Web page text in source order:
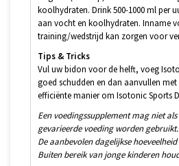
koolhydraten. Drink 500-1000 ml per
aan vocht en koolhydraten. Inname
training/wedstrijd kan zorgen voor
Tips & Tricks
Vul uw bidon voor de helft, voeg
goed schudden en dan aanvullen met
efficiënte manier om Isotonic Sports
Een voedingssupplement mag niet
gevarieerde voeding worden gebruikt.
De aanbevolen dagelijkse
Buiten bereik van jonge kinderen